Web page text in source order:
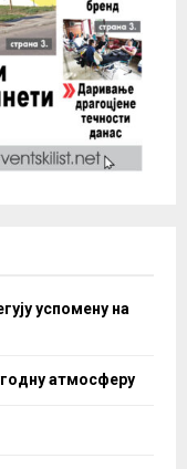
успомену на
атмосферу